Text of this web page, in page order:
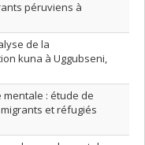
péruviens à
de la
kuna à Uggubseni,
: étude de
et réfugiés